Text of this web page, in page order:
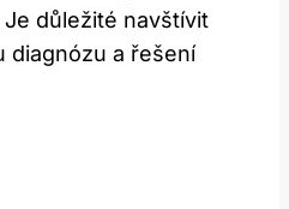
důležité navštívit
diagnózu a řešení